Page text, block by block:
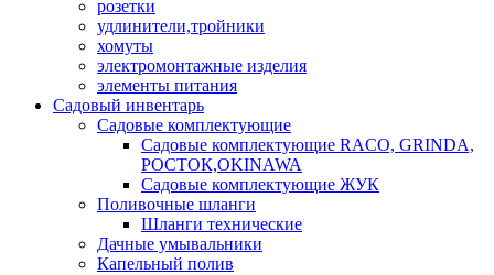
розетки
удлинители,тройники
хомуты
электромонтажные изделия
элементы питания
Садовый инвентарь
Садовые комплектующие
Садовые комплектующие RACO, GRINDA,
РОСТОК,OKINAWA
Садовые комплектующие ЖУК
Поливочные шланги
Шланги технические
Дачные умывальники
Капельный полив